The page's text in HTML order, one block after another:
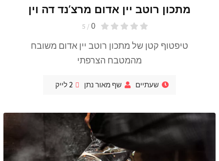
מתכון רוטב יין אדום מרצ’נד דה וין
0
/ 5
טיפטוף קטן של מתכון רוטב יין אדום משובח
מהמטבח הצרפתי
שעתיים שף מאור נתן 2 לייק